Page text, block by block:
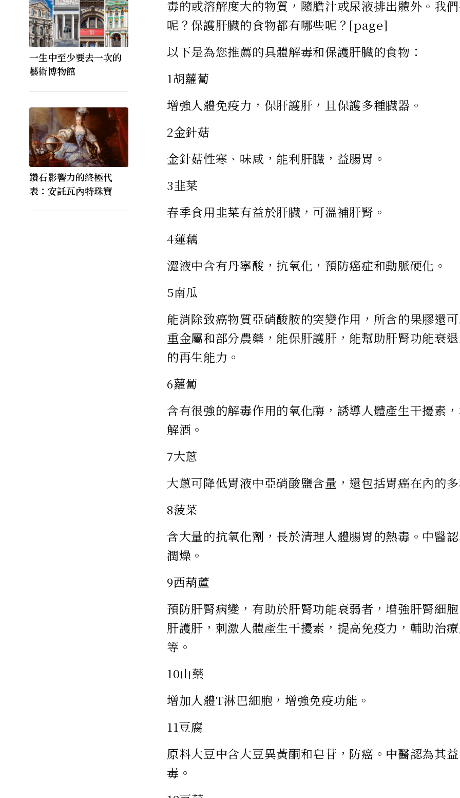
一生中至少要去一次的
藝術博物館
鑽石影響力的終極代
表：安託瓦內特珠寶
毒的或溶解度大的物質，隨膽汁或尿液排出體外。我
呢？保護肝臟的食物都有哪些呢？[page]
以下是為您推薦的具體解毒和保護肝臟的食物：
1胡蘿蔔
增強人體免疫力，保肝護肝，且保護多種臟器。
2金針菇
金針菇性寒、味咸，能利肝臟，益腸胃。
3韭菜
春季食用韭菜有益於肝臟，可溫補肝腎。
4蓮藕
澀液中含有丹寧酸，抗氧化，預防癌症和動脈硬化。
5南瓜
能消除致癌物質亞硝酸胺的突變作用，所含的果膠還
重金屬和部分農藥，能保肝護肝，能幫助肝腎功能衰
的再生能力。
6蘿蔔
含有很強的解毒作用的氧化酶，誘導人體產生干擾素
解酒。
7大蔥
大蔥可降低胃液中亞硝酸鹽含量，還包括胃癌在內的
8菠菜
含大量的抗氧化劑，長於清理人體腸胃的熱毒。中醫
潤燥。
9西葫蘆
預防肝腎病變，有助於肝腎功能衰弱者，增強肝腎細
肝護肝，刺激人體產生干擾素，提高免疫力，輔助治
等。
10山藥
增加人體T淋巴細胞，增強免疫功能。
11豆腐
原料大豆中含大豆異黃酮和皂苷，防癌。中醫認為其
毒。